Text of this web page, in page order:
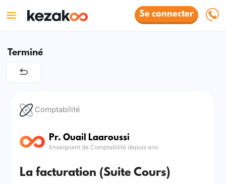
Se connecter
Terminé
Comptabilité
Pr. Ouail Laaroussi
Enseignant de Comptabilité depuis ans
La facturation (Suite Cours)